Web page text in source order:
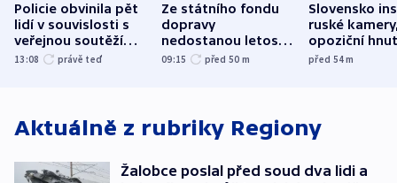
Policie obvinila pět
lidí v souvislosti s
veřejnou soutěží
Správy železnic
13:08 právě teď
Ze státního fondu
dopravy
nedostanou letos
kraje na silnice ani
09:15 před 50 m
Slovensko
ruské
opoziční
před 54m
Aktuálně z rubriky Regiony
Žalobce poslal před soud dva lidi a